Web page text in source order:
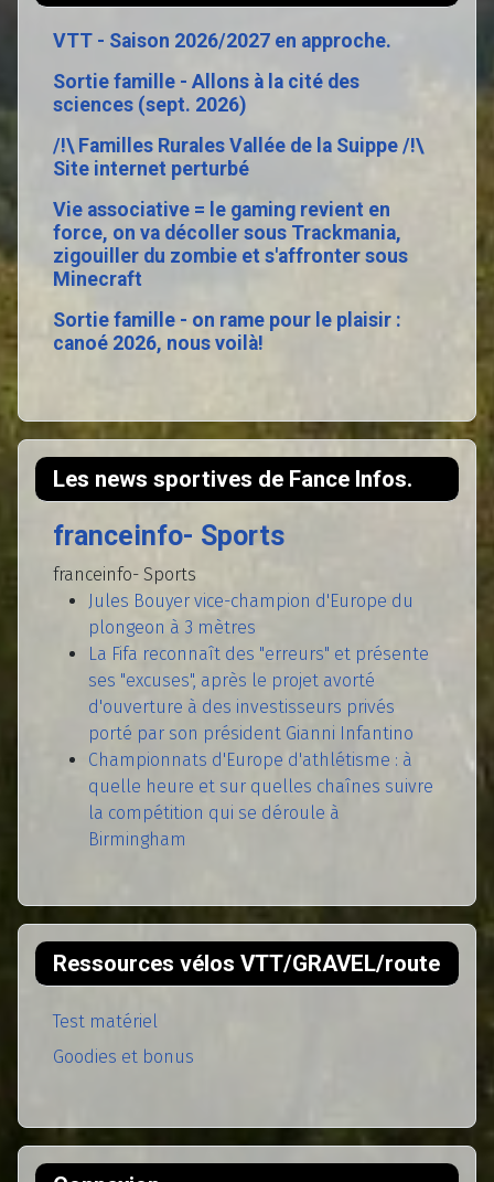
VTT - Saison 2026/2027 en approche.
Sortie famille - Allons à la cité des
sciences (sept. 2026)
/!\ Familles Rurales Vallée de la Suippe /!\
Site internet perturbé
Vie associative = le gaming revient en
force, on va décoller sous Trackmania,
zigouiller du zombie et s'affronter sous
Minecraft
Sortie famille - on rame pour le plaisir :
canoé 2026, nous voilà!
Les news sportives de Fance Infos.
franceinfo- Sports
franceinfo- Sports
Jules Bouyer vice-champion d'Europe du
plongeon à 3 mètres
La Fifa reconnaît des "erreurs" et présente
ses "excuses", après le projet avorté
d'ouverture à des investisseurs privés
porté par son président Gianni Infantino
Championnats d'Europe d'athlétisme : à
quelle heure et sur quelles chaînes suivre
la compétition qui se déroule à
Birmingham
Ressources vélos VTT/GRAVEL/route
Test matériel
Goodies et bonus